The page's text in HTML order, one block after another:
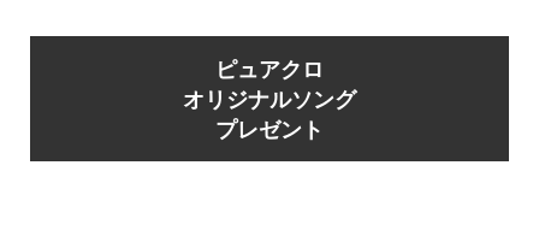
ピュアクロ
オリジナルソング
プレゼント